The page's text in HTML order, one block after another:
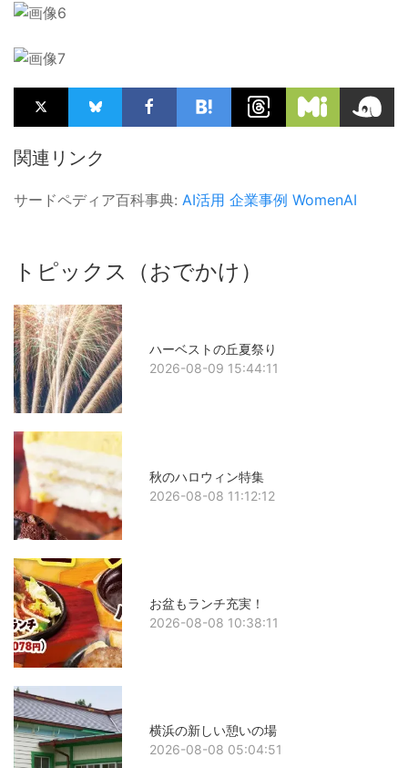
関連リンク
サードペディア百科事典: AI活用 企業事例 WomenAI
トピックス（おでかけ）
ハーベストの丘夏祭り
2026-08-09 15:44:11
秋のハロウィン特集
2026-08-08 11:12:12
お盆もランチ充実！
2026-08-08 10:38:11
横浜の新しい憩いの場
2026-08-08 05:04:51